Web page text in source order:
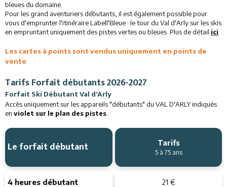
bleues du domaine.
Pour les grand aventuriers débutants, il est également possible pour
vous d'emprunter l'itinéraire Labell'Bleue : le tour du Val d'Arly sur les skis
en empruntant uniquement des pistes vertes ou bleues. Plus de détail ici
Les cartes à points sont vendus uniquement en points de
vente
Tarifs Forfait débutants 2026-2027
Forfait Ski Débutant Val d'Arly
Accès uniquement sur les appareils "débutants" du VAL D'ARLY indiqués
en violet sur le plan des pistes
Le forfait débutant Tarifs
5 à 75 ans
4 heures débutant 21 €